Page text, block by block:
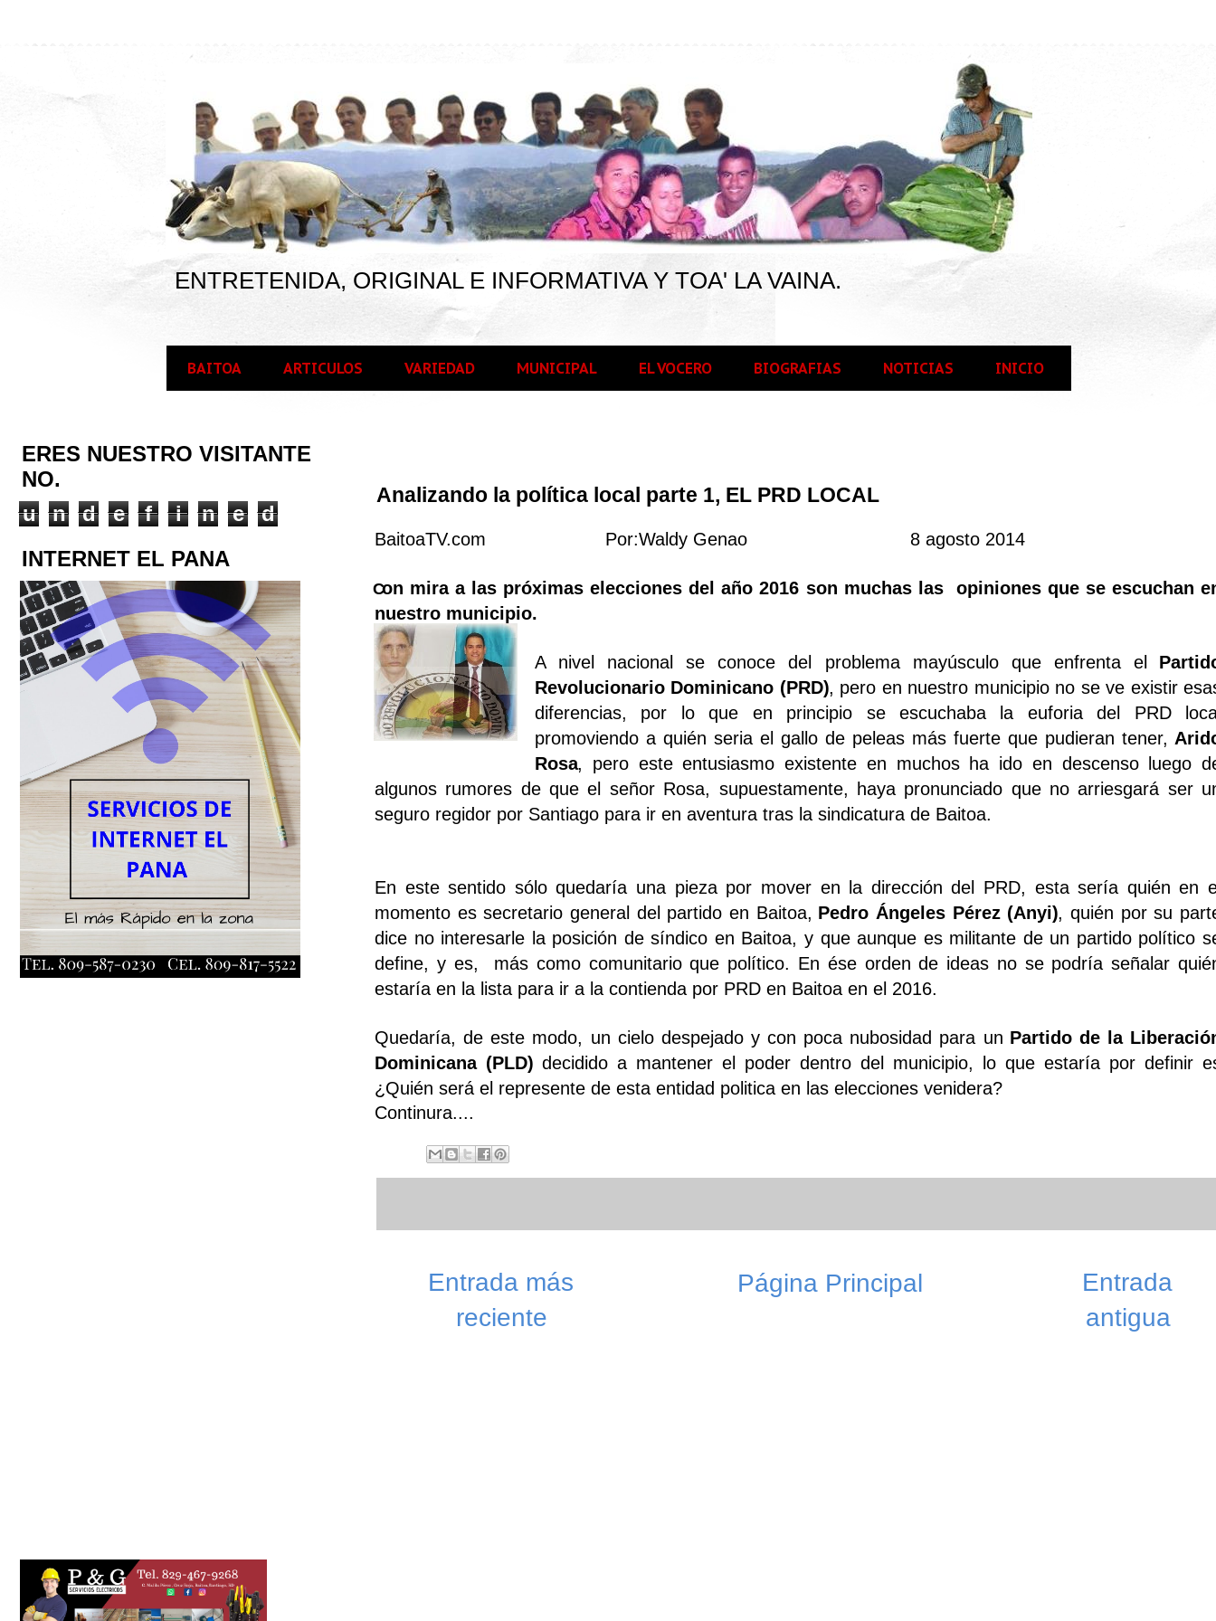
ENTRETENIDA, ORIGINAL E INFORMATIVA Y TOA' LA VAINA.
BAITOA ARTICULOS VARIEDAD MUNICIPAL EL VOCERO BIOGRAFIAS NOTICIAS INICIO
Analizando la política local parte 1, EL PRD LOCAL
BaitoaTV.com Por:Waldy Genao 8 agosto 2014
Con mira a las próximas elecciones del año 2016 son muchas las opiniones que se escuchan
nuestro municipio.
A nivel nacional se conoce del problema mayúsculo que enfrenta el
Revolucionario Dominicano (PRD), pero en nuestro municipio no se ve existir
diferencias, por lo que en principio se escuchaba la euforia del PRD
promoviendo a quién seria el gallo de peleas más fuerte que pudieran tener,
Rosa, pero este entusiasmo existente en muchos ha ido en descenso luego
algunos rumores de que el señor Rosa, supuestamente, haya pronunciado que no arriesgará ser
seguro regidor por Santiago para ir en aventura tras la sindicatura de Baitoa.
En este sentido sólo quedaría una pieza por mover en la dirección del PRD, esta sería quién en
momento es secretario general del partido en Baitoa,Pedro Ángeles Pérez (Anyi), quién por su
dice no interesarle la posición de síndico en Baitoa, y que aunque es militante de un partido político
define, y es, más como comunitario que político. En ése orden de ideas no se podría señalar
estaría en la lista para ir a la contienda por PRD en Baitoa en el 2016.
Quedaría, de este modo, un cielo despejado y con poca nubosidad para un Partido de la
Dominicana (PLD)decidido a mantener el poder dentro del municipio, lo que estaría por definir
¿Quién será el represente de esta entidad politica en las elecciones venidera?
Continura....
Entrada más
reciente
Entrada
antigua
Página Principal
ERES NUESTRO VISITANTE
NO.
u
n d e f i n e
d
INTERNET EL PANA